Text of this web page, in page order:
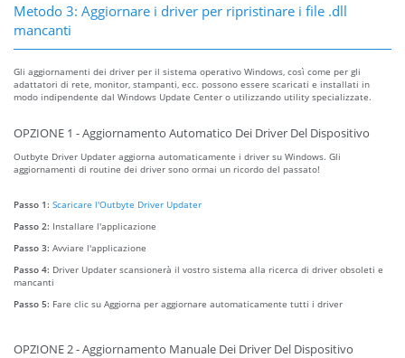
Metodo 3: Aggiornare i driver per ripristinare i file .dll
mancanti
Gli aggiornamenti dei driver per il sistema operativo Windows, così come per gli
adattatori di rete, monitor, stampanti, ecc. possono essere scaricati e installati in
modo indipendente dal Windows Update Center o utilizzando utility specializzate.
OPZIONE 1 - Aggiornamento Automatico Dei Driver Del Dispositivo
Outbyte Driver Updater aggiorna automaticamente i driver su Windows. Gli
aggiornamenti di routine dei driver sono ormai un ricordo del passato!
Passo 1: Scaricare l'Outbyte Driver Updater
Passo 2: Installare l'applicazione
Passo 3: Avviare l'applicazione
Passo 4: Driver Updater scansionerà il vostro sistema alla ricerca di driver obsoleti e
mancanti
Passo 5: Fare clic su Aggiorna per aggiornare automaticamente tutti i driver
OPZIONE 2 - Aggiornamento Manuale Dei Driver Del Dispositivo